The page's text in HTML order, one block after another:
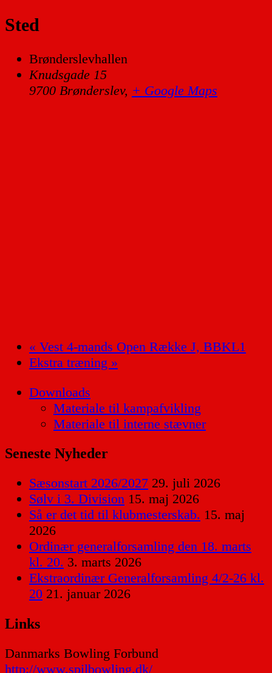
Sted
Brønderslevhallen
Knudsgade 15
9700 Brønderslev, + Google Maps
« Vest 4-mands Open Række J, BBKL1
Ekstra træning »
Downloads
Materiale til kampafvikling
Materiale til interne stævner
Seneste Nyheder
Sæsonstart 2026/2027 29. juli 2026
Sølv i 3. Division 15. maj 2026
Så er det tid til klubmesterskab. 15. maj
2026
Ordinær generalforsamling den 18. marts
kl. 20. 3. marts 2026
Ekstraordinær Generalforsamling 4/2-26 kl.
20 21. januar 2026
Links
Danmarks Bowling Forbund
http://www.spilbowling.dk/